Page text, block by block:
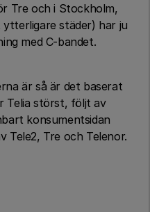
Tre och i Stockholm,
städer) har ju
med C-bandet.
är så är det baserat
Telia störst, följt av
konsumentsidan
Tele2, Tre och Telenor.